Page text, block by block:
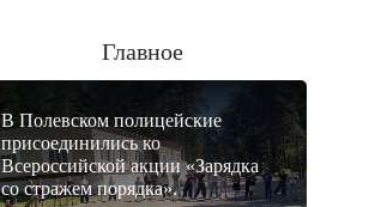
Главное
В Полевском полицейские
присоединились ко
Всероссийской акции «Зарядка
со стражем порядка».